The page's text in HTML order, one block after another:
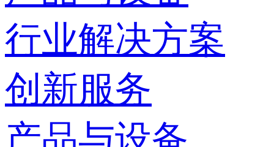
行业解决方案
创新服务
产品与设备